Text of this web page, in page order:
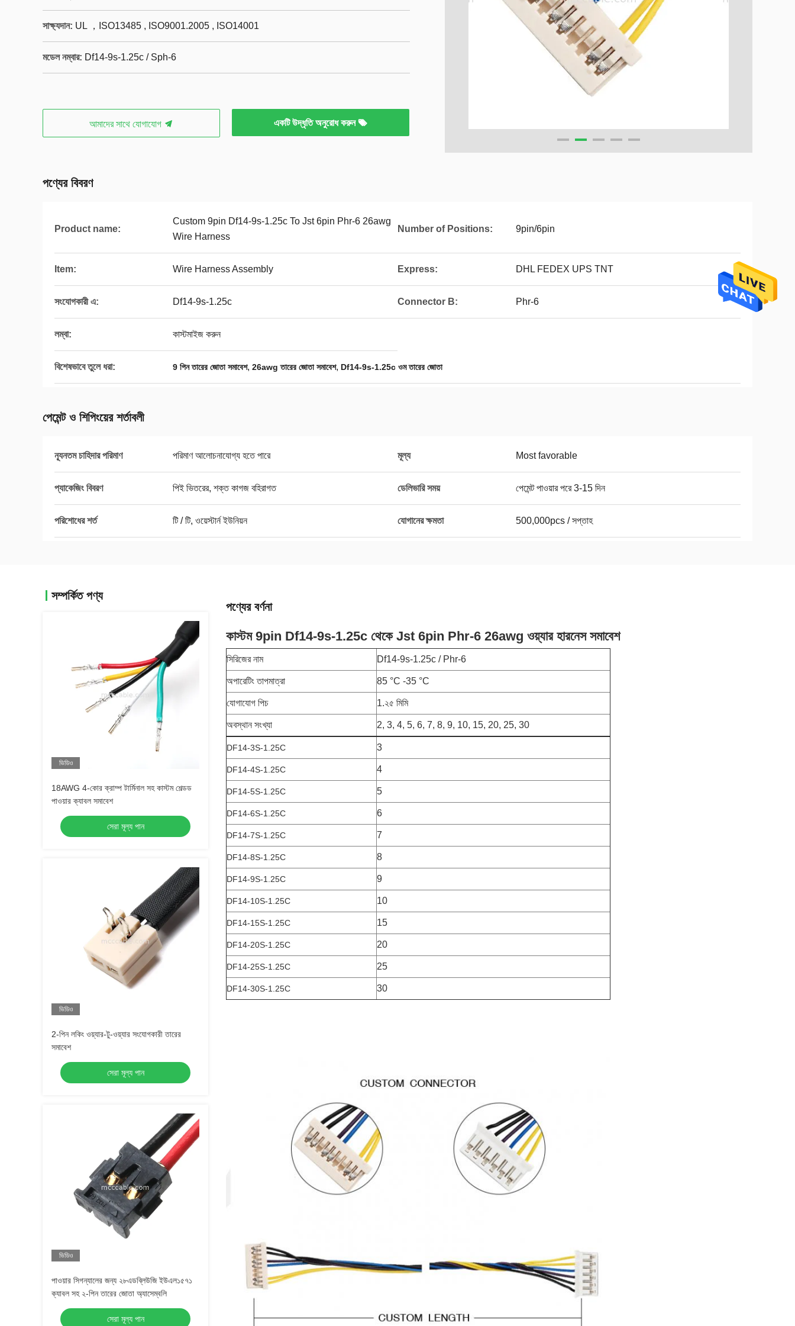
সাক্ষ্যদান: UL ，ISO13485 , ISO9001.2005 , ISO14001
মডেল নম্বার: Df14-9s-1.25c / Sph-6
আমাদের সাথে যোগাযোগ একটি উদ্ধৃতি অনুরোধ করুন
পণ্যের বিবরণ
Product name:
Custom 9pin Df14-9s-1.25c To Jst 6pin Phr-6 26awg
Wire Harness
Number of Positions: 9pin/6pin
Item: Wire Harness Assembly Express: DHL FEDEX UPS TNT
সংযোগকারী এ: Df14-9s-1.25c Connector B: Phr-6
লম্বা: কাস্টমাইজ করুন
বিশেষভাবে তুলে ধরা: 9 পিন তারের জোতা সমাবেশ, 26awg তারের জোতা সমাবেশ, Df14-9s-1.25c ওম তারের জোতা
পেমেন্ট ও শিপিংয়ের শর্তাবলী
ন্যূনতম চাহিদার পরিমাণ পরিমাণ আলোচনাযোগ্য হতে পারে মূল্য Most favorable
প্যাকেজিং বিবরণ পিই ভিতরের, শক্ত কাগজ বহিরাগত ডেলিভারি সময় পেমেন্ট পাওয়ার পরে 3-15 দিন
পরিশোধের শর্ত টি / টি, ওয়েস্টার্ন ইউনিয়ন যোগানের ক্ষমতা 500,000pcs / সপ্তাহ
সম্পর্কিত পণ্য
ভিডিও
18AWG 4-কোর ক্রাম্প টার্মিনাল সহ কাস্টম শেল্ডড
পাওয়ার ক্যাবল সমাবেশ
সেরা মূল্য পান
ভিডিও
2-পিন লকিং ওয়্যার-টু-ওয়্যার সংযোগকারী তারের
সমাবেশ
সেরা মূল্য পান
ভিডিও
পাওয়ার সিগন্যালের জন্য ২৮এডব্লিউজি ইউএল১৫৭১
ক্যাবল সহ ২-পিন তারের জোতা অ্যাসেম্বলি
সেরা মূল্য পান
পণ্যের বর্ণনা
কাস্টম 9pin Df14-9s-1.25c থেকে Jst 6pin Phr-6 26awg ওয়্যার হারনেস সমাবেশ
সিরিজের নাম Df14-9s-1.25c / Phr-6
অপারেটিং তাপমাত্রা 85 °C -35 °C
যোগাযোগ পিচ 1.২৫ মিমি
অবস্থান সংখ্যা 2, 3, 4, 5, 6, 7, 8, 9, 10, 15, 20, 25, 30
DF14-3S-1.25C 3
DF14-4S-1.25C 4
DF14-5S-1.25C 5
DF14-6S-1.25C 6
DF14-7S-1.25C 7
DF14-8S-1.25C 8
DF14-9S-1.25C 9
DF14-10S-1.25C 10
DF14-15S-1.25C 15
DF14-20S-1.25C 20
DF14-25S-1.25C 25
DF14-30S-1.25C 30